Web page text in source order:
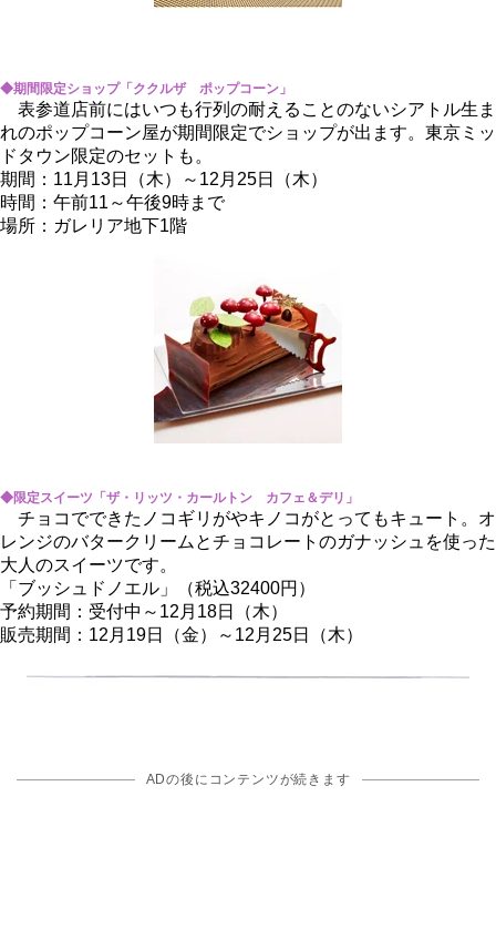
◆期間限定ショップ「ククルザ ポップコーン」
表参道店前にはいつも行列の耐えることのないシアトル生ま
れのポップコーン屋が期間限定でショップが出ます。東京ミッ
ドタウン限定のセットも。
期間：11月13日（木）～12月25日（木）
時間：午前11～午後9時まで
場所：ガレリア地下1階
◆限定スイーツ「ザ・リッツ・カールトン カフェ＆デリ」
チョコでできたノコギリがやキノコがとってもキュート。オ
レンジのバタークリームとチョコレートのガナッシュを使った
大人のスイーツです。
「ブッシュドノエル」（税込32400円）
予約期間：受付中～12月18日（木）
販売期間：12月19日（金）～12月25日（木）
ADの後にコンテンツが続きます